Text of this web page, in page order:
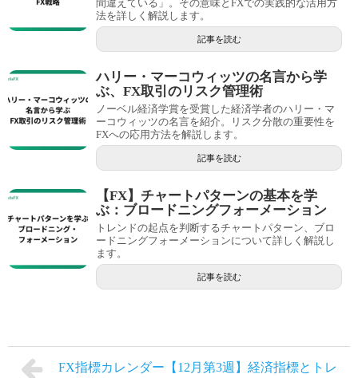
間違えている」。その意味とFXでの実践的な活用方
法を詳しく解説します。
記事を読む
ハリー・マーコウィッツの名言から学
ぶ、FX取引のリスク管理術
ノーベル経済学賞を受賞した経済学者のハリー・マ
ーコウィッツの名言を紹介。リスク分散の重要性を
FXへの応用方法を解説します。
記事を読む
【FX】チャートパターンの基本を学
ぶ：ブロードニングフォーメーション
トレンドの起点を判断するチャートパターン、ブロ
ードニングフォーメーションについて詳しく解説し
ます。
記事を読む
FX指標カレンダー【12月第3週】経済指標とトレ